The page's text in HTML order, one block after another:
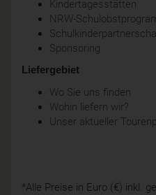
Kindertagesstätten
NRW-
Sponsoring
Liefergebiet
Wo Sie uns finden
Wohin liefern wir?
Unser aktueller
*Alle Preise in Euro (€) inkl.